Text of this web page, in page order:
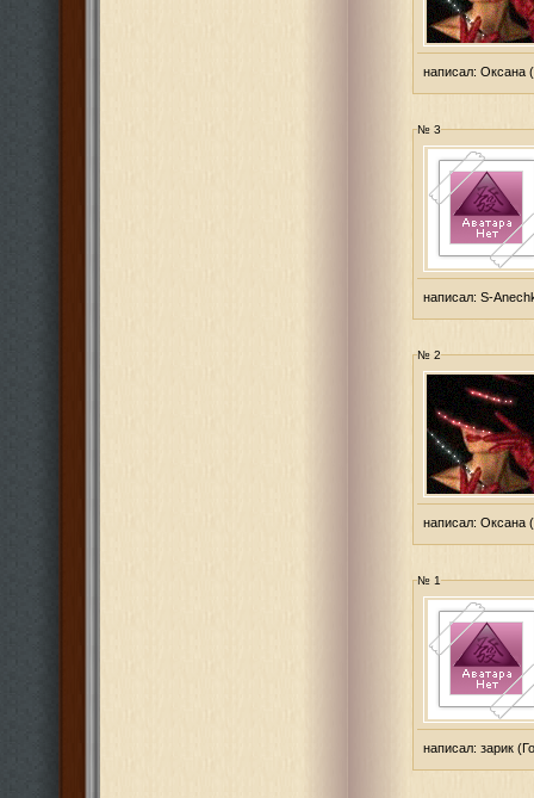
написал: Оксана
№ 3
написал: S-
№ 2
написал: Оксана
№ 1
написал: зарик